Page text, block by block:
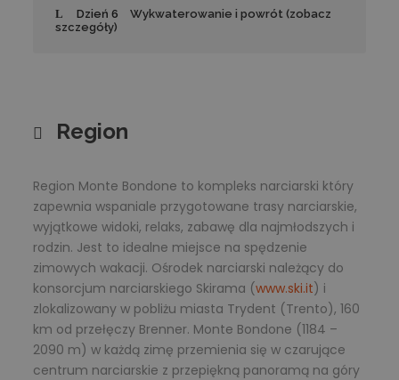
Dzień 6
Wykwaterowanie i powrót (zobacz
szczegóły)
Region
Region Monte Bondone to kompleks narciarski który
zapewnia wspaniale przygotowane trasy narciarskie,
wyjątkowe widoki, relaks, zabawę dla najmłodszych i
rodzin. Jest to idealne miejsce na spędzenie
zimowych wakacji. Ośrodek narciarski należący do
konsorcjum narciarskiego Skirama (www.ski.it) i
zlokalizowany w pobliżu miasta Trydent (Trento), 160
km od przełęczy Brenner. Monte Bondone (1184 –
2090 m) w każdą zimę przemienia się w czarujące
centrum narciarskie z przepiękną panoramą na góry